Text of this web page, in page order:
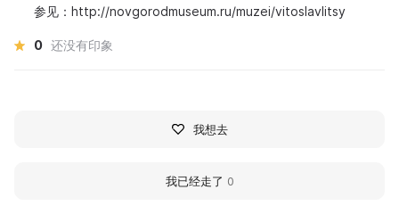
参见：http://novgorodmuseum.ru/muzei/vitoslavlitsy
0 还没有印象
我想去
我已经走了 0